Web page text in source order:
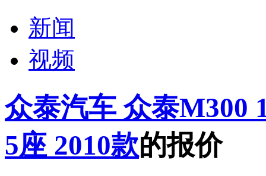
新闻
视频
众泰汽车 众泰M300
5座 2010款的报价